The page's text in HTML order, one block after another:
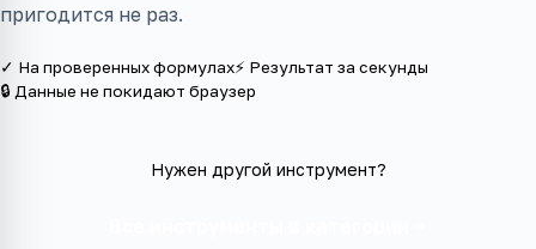
пригодится не раз.
✓ На проверенных формулах⚡ Результат за секунды
🔒 Данные не покидают браузер
Нужен другой инструмент?